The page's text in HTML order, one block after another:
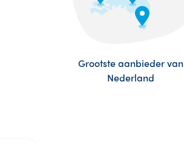
Grootste aanbieder van
Nederland